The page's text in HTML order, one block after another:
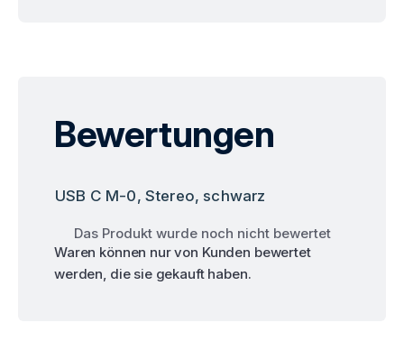
Bewertungen
USB C M-0, Stereo, schwarz
Das Produkt wurde noch nicht bewertet
Waren können nur von Kunden bewertet
werden, die sie gekauft haben.